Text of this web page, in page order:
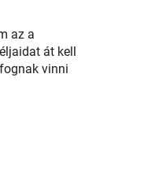
az a
át kell
vinni